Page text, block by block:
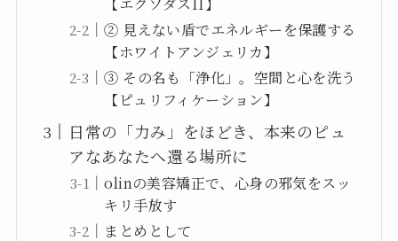
② 見えない盾でエネルギーを保護する
【ホワイトアンジェリカ】
③ その名も「浄化」。空間と心を洗う
【ピュリフィケーション】
日常の「力み」をほどき、本来のピュ
アなあなたへ還る場所に
olinの美容矯正で、心身の邪気をスッ
キリ手放す
まとめとして